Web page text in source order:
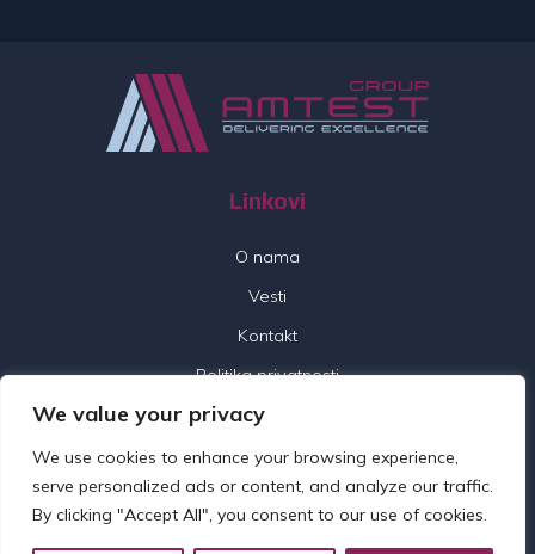
We value your privacy
We use cookies to enhance your browsing experience,
serve personalized ads or content, and analyze our traffic.
By clicking "Accept All", you consent to our use of cookies.
Linkovi
O nama
Vesti
Kontakt
Politika privatnosti